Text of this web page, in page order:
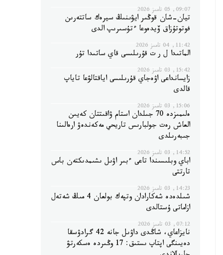
09:07, 05 تامىز 2026
تيان-شان قوڭىر ايۋىنىڭ سيرەك ساتتەرىن
فوتوتۇزاق ۆيدەوعا ءتۇسىرىپ الدى
11:42, 04 تامىز 2026
الماتىدا ل ر ت قۇرىلىسى قاي ساتىدا تۇر
15:42, 03 تامىز 2026
زايسانداعى اۋەجاي قۇرىلىسى اياقتالۋعا تاياپ
قالدى
15:06, 03 تامىز 2026
ەلىمىزدە 70 جىلدان استام ۋاقىتتان كەيىن
العاش رەت جولبارىس تاريحي مەكەندەۋ ارەالىنا
جىبەرىلدى
14:52, 03 تامىز 2026
اباي وبلىسىندا تاعى ءبىر اۋىل ىشىمدىكتەن باس
تارتتى
14:23, 03 تامىز 2026
شىلدەدە شەكارادان وتپەك بولعان 4 مىڭ شەتەل
ازاماتى ۇستالدى
07:12, 03 تامىز 2026
نايزاعاي، شاڭدى داۋىل جانە 42 گرادۋسقا
دەيىنگى اپتاپ ىستىق: 17 وڭىردە ەسكەرتۋ